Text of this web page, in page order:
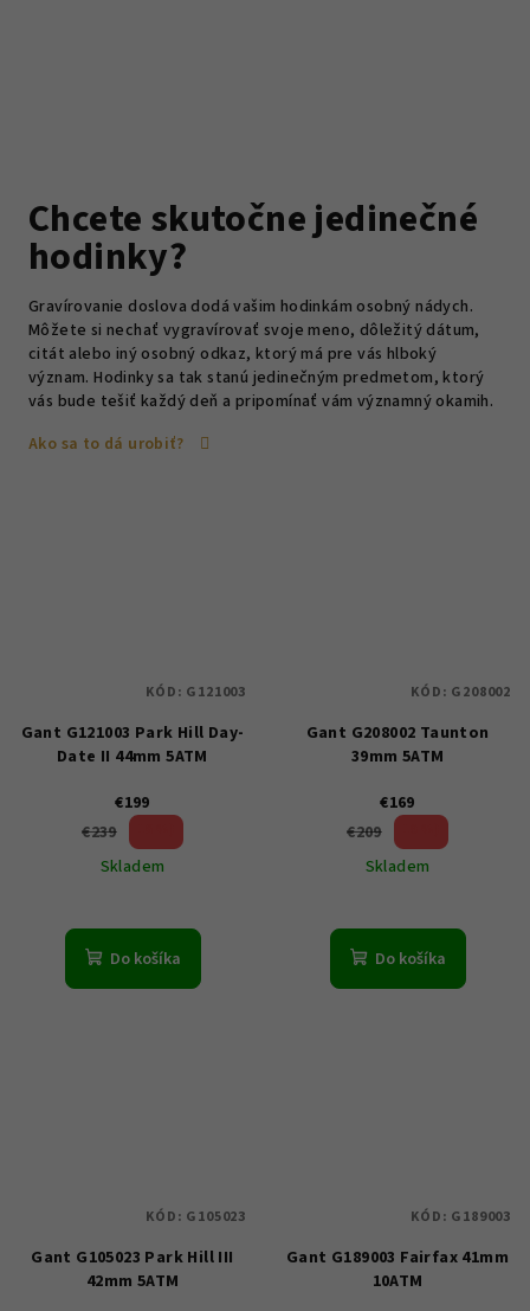
Chcete skutočne jedinečné
hodinky?
Gravírovanie doslova dodá vašim hodinkám osobný nádych.
Môžete si nechať vygravírovať svoje meno, dôležitý dátum,
citát alebo iný osobný odkaz, ktorý má pre vás hlboký
význam. Hodinky sa tak stanú jedinečným predmetom, ktorý
vás bude tešiť každý deň a pripomínať vám významný okamih.
Ako sa to dá urobiť?
Gant G121003 Park Hill Day-
Date II 44mm 5ATM
€199
€239
Skladem
Do košíka
KÓD: G121003
Gant G208002 Taunton
39mm 5ATM
€169
€209
Skladem
Do košíka
KÓD: G208002
Gant G105023 Park Hill III
42mm 5ATM
KÓD: G105023
Gant G189003 Fairfax 41mm
10ATM
KÓD: G189003